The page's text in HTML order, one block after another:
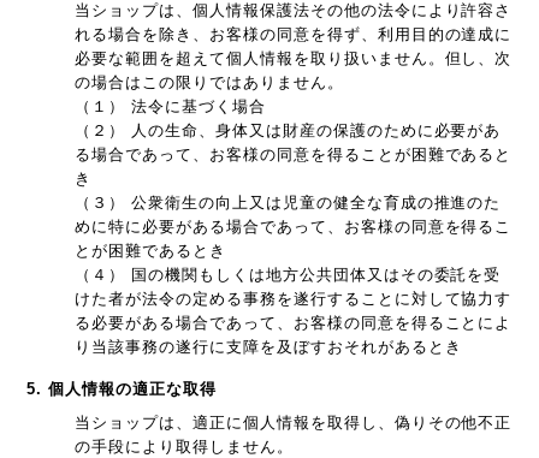
当ショップは、個人情報保護法その他の法令により許容さ
れる場合を除き、お客様の同意を得ず、利用目的の達成に
必要な範囲を超えて個人情報を取り扱いません。但し、次
の場合はこの限りではありません。
（１） 法令に基づく場合
（２） 人の生命、身体又は財産の保護のために必要があ
る場合であって、お客様の同意を得ることが困難であると
き
（３） 公衆衛生の向上又は児童の健全な育成の推進のた
めに特に必要がある場合であって、お客様の同意を得るこ
とが困難であるとき
（４） 国の機関もしくは地方公共団体又はその委託を受
けた者が法令の定める事務を遂行することに対して協力す
る必要がある場合であって、お客様の同意を得ることによ
り当該事務の遂行に支障を及ぼすおそれがあるとき
5. 個人情報の適正な取得
当ショップは、適正に個人情報を取得し、偽りその他不正
の手段により取得しません。